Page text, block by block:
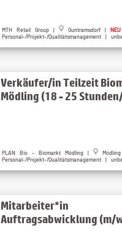
MTH Retail Group | Guntramsdorf | NEU
Personal-/Projekt-/Qualitätsmanagement |
Verkäufer/in Teilzeit
Mödling (18 - 25
PLAN Bio - Biomarkt Mödling |
Personal-/Projekt-/Qualitätsmanagement |
Mitarbeiter*in
Auftragsabwicklung (m/